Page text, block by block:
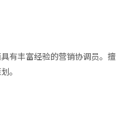
有丰富经验的营销协调员。擅
。